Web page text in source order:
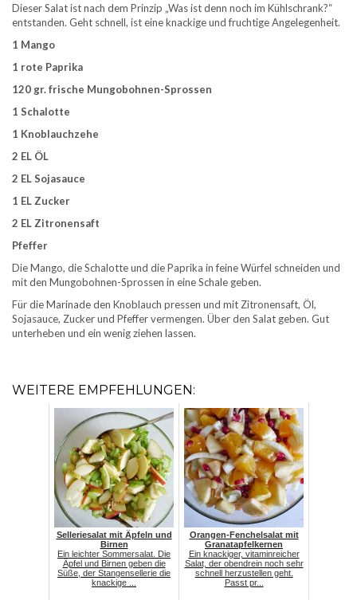
Dieser Salat ist nach dem Prinzip „Was ist denn noch im Kühlschrank?“
entstanden. Geht schnell, ist eine knackige und fruchtige Angelegenheit.
1 Mango
1 rote Paprika
120 gr. frische Mungobohnen-Sprossen
1 Schalotte
1 Knoblauchzehe
2 EL ÖL
2 EL Sojasauce
1 EL Zucker
2 EL Zitronensaft
Pfeffer
Die Mango, die Schalotte und die Paprika in feine Würfel schneiden und
mit den Mungobohnen-Sprossen in eine Schale geben.
Für die Marinade den Knoblauch pressen und mit Zitronensaft, Öl,
Sojasauce, Zucker und Pfeffer vermengen. Über den Salat geben. Gut
unterheben und ein wenig ziehen lassen.
WEITERE EMPFEHLUNGEN:
Selleriesalat mit Äpfeln und
Birnen
Ein leichter Sommersalat. Die
Äpfel und Birnen geben die
Süße, der Stangensellerie die
knackige ...
Orangen-Fenchelsalat mit
Granatapfelkernen
Ein knackiger, vitaminreicher
Salat, der obendrein noch sehr
schnell herzustellen geht.
Passt pr...